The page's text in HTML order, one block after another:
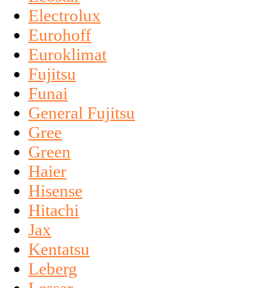
Electrolux
Eurohoff
Euroklimat
Fujitsu
Funai
General Fujitsu
Gree
Green
Haier
Hisense
Hitachi
Jax
Kentatsu
Leberg